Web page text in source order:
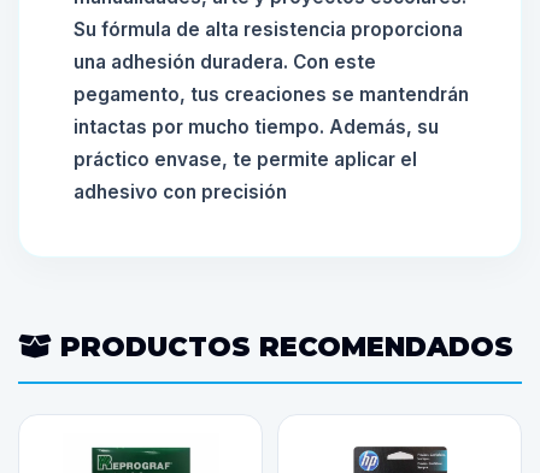
Su fórmula de alta resistencia proporciona
una adhesión duradera. Con este
pegamento, tus creaciones se mantendrán
intactas por mucho tiempo. Además, su
práctico envase, te permite aplicar el
adhesivo con precisión
PRODUCTOS RECOMENDADOS